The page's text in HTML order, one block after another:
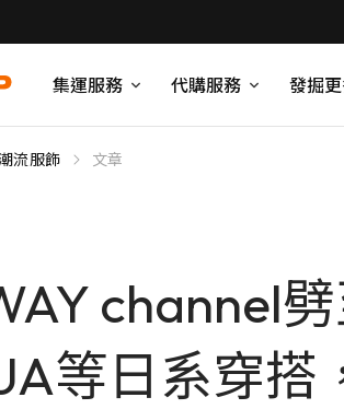
集運服務 代購服務 發掘
流服飾 文章
channel
等日系穿